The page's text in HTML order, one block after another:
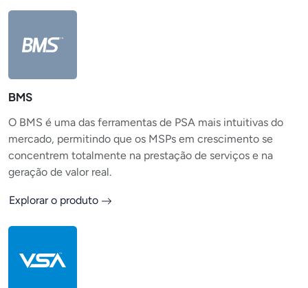
BMS
O BMS é uma das ferramentas de PSA mais intuitivas do
mercado, permitindo que os MSPs em crescimento se
concentrem totalmente na prestação de serviços e na
geração de valor real.
Explorar o produto